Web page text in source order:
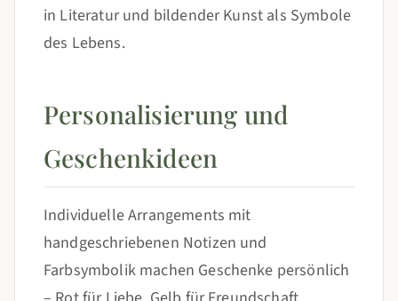
in Literatur und bildender Kunst als Symbole
des Lebens.
Personalisierung und
Geschenkideen
Individuelle Arrangements mit
handgeschriebenen Notizen und
Farbsymbolik machen Geschenke persönlich